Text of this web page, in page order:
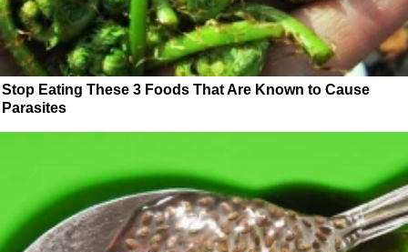
Stop Eating These 3 Foods That Are Known to Cause
Parasites